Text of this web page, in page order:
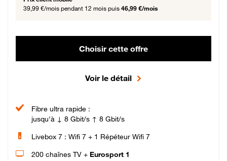
39,99 €/mois pendant 12 mois puis 46,99 €/mois
Choisir cette offre
Voir le détail
Fibre ultra rapide :
jusqu'à ↓ 8 Gbit/s ↑ 8 Gbit/s
Livebox 7 : Wifi 7 + 1 Répéteur Wifi 7
200 chaînes TV + Eurosport 1